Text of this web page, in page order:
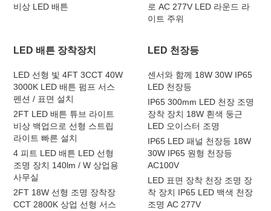
비상 LED 배튼
로 AC 277V LED 라운드 라
이트 주위
LED 배튼 장착장치
LED 선형 빛 4FT 3CCT 40W
3000K LED 배튼 펌프 서스
펜션 / 표면 설치
2FT LED 배튼 튜브 라이트
비상 백업으로 선형 스트립
라이트 빠른 설치
4 피트 LED 배튼 LED 선형
조명 장치 140lm / W 상업용
사무실
2FT 18W 선형 조명 장착장
CCT 2800K 상업 선형 서스
LED 천장등
센서와 함께 18W 30W IP65
LED 천장등
IP65 300mm LED 천장 조명
장착 장치 18W 흰색 둥근
LED 오이스터 조명
IP65 LED 패널 천장등 18W
30W IP65 원형 천장등
AC100V
LED 표면 장착 천장 조명 장
착 장치 IP65 LED 백색 천장
조명 AC 277V